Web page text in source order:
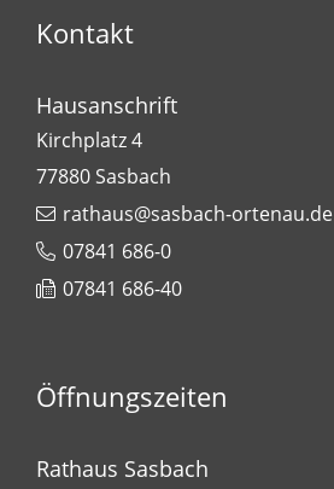
Kontakt
Hausanschrift
Kirchplatz 4
77880Sasbach
rathaus@sasbach-ortenau.de
07841 686-0
07841 686-40
Öffnungszeiten
Rathaus Sasbach